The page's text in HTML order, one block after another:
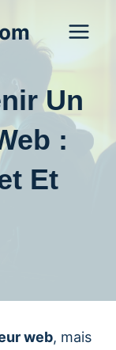
Un
:
Et
web, mais